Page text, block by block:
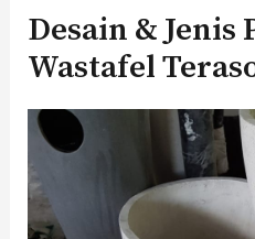
Desain & Jenis
Wastafel